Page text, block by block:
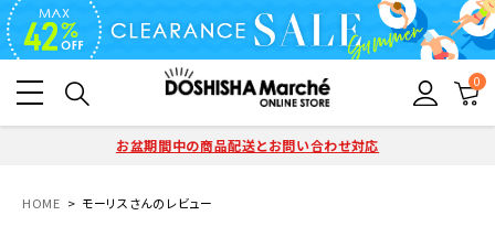
0
お盆期間中の商品配送とお問い合わせ対応
HOME モーリスさんのレビュー